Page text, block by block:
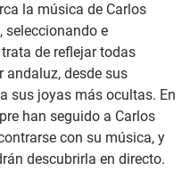
la música de Carlos
seleccionando e
de reflejar todas
desde sus
sus joyas más ocultas. En
han seguido a Carlos
con su música, y
descubrirla en directo.